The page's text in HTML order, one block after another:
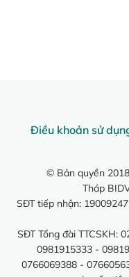
Điều khoản sử
© Bản quyền
Tháp
SĐT tiếp nhận:
SĐT Tổng đài TTCSKH:
0981915333 -
0766069388 -